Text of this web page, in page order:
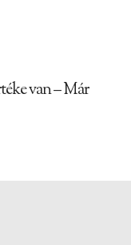
van – Már